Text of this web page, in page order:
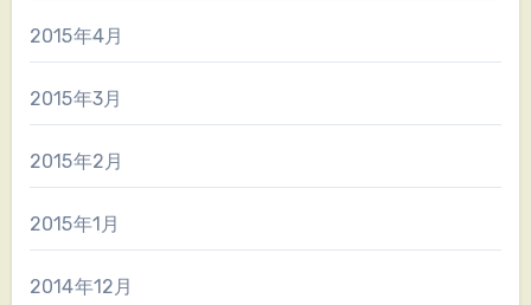
2015年4月
2015年3月
2015年2月
2015年1月
2014年12月